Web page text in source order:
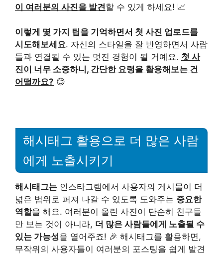
이 여러분의 사진을 발견할 수 있게 하세요! 📈
이렇게 몇 가지 팁을 기억하면서 첫 사진 업로드를
시도해보세요. 자신의 스타일을 잘 반영하면서 사람
들과 연결될 수 있는 멋진 경험이 될 거예요. 첫 사
진이 너무 소중하니, 간단한 요령을 활용해보는 건
어떨까요? 😊
해시태그 활용으로 더 많은 사람
에게 노출시키기
해시태그는 인스타그램에서 사용자의 게시물이 더
넓은 범위로 퍼져 나갈 수 있도록 도와주는 중요한
역할을 해요. 여러분이 올린 사진이 단순히 친구들
만 보는 것이 아니라, 더 많은 사람들에게 노출될 수
있는 가능성을 열어주죠! 🎉 해시태그를 활용하면,
무작위의 사용자들이 여러분의 포스팅을 쉽게 발견